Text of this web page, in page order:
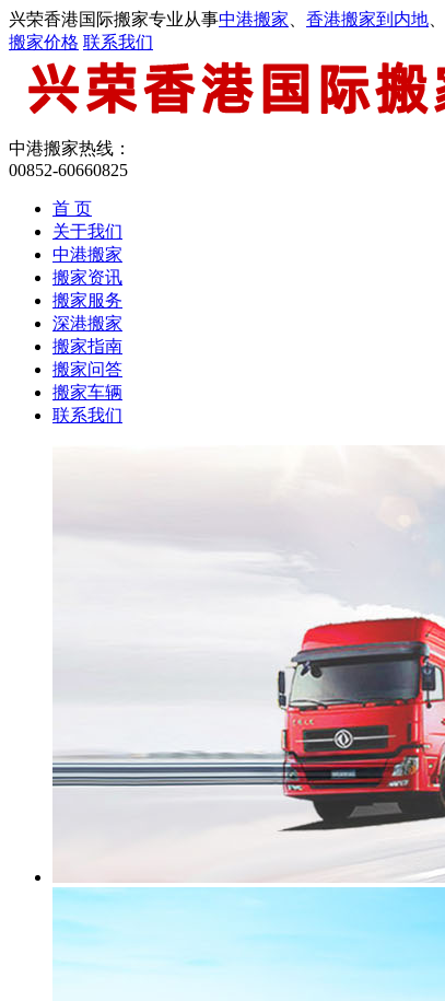
兴荣香港国际搬家专业从事中港搬家 香港搬家到内地
搬家价格 联系我们
中港搬家热线：
00852-60660825
首 页
关于我们
中港搬家
搬家资讯
搬家服务
深港搬家
搬家指南
搬家问答
搬家车辆
联系我们